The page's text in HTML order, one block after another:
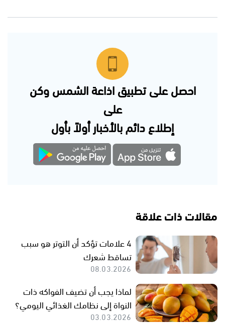
احصل على تطبيق اذاعة الشمس وكن
على
إطلاع دائم بالأخبار أولاً بأول
مقالات ذات علاقة
4 علامات تؤكد أن التوتر هو سبب
تساقط شعرك
08.03.2026
لماذا يجب أن تضيف الفواكه ذات
النواة إلى نظامك الغذائي اليومي؟
03.03.2026